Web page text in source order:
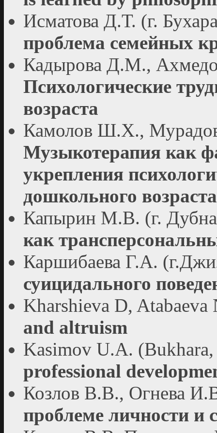
Исматова Д.Т. (г.
проблема семейных
Кадырова Д.М.,
Психологические
возраста
Камолов Ш.Х.,
Музыкотерапия как
укрепления
дошкольного возраста
Капырин М.В. (г.
как
Каршибаева Г.А.
суицидального
Kharshieva D,
and altruism
Kasimov U.A.
professional
Козлов В.В., Огнева
проблеме личности и